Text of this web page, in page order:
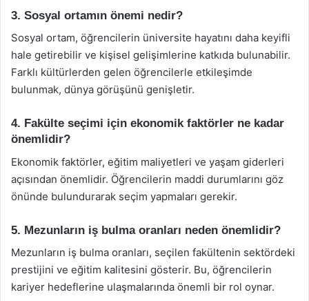
3. Sosyal ortamın önemi nedir?
Sosyal ortam, öğrencilerin üniversite hayatını daha keyifli
hale getirebilir ve kişisel gelişimlerine katkıda bulunabilir.
Farklı kültürlerden gelen öğrencilerle etkileşimde
bulunmak, dünya görüşünü genişletir.
4. Fakülte seçimi için ekonomik faktörler ne kadar
önemlidir?
Ekonomik faktörler, eğitim maliyetleri ve yaşam giderleri
açısından önemlidir. Öğrencilerin maddi durumlarını göz
önünde bulundurarak seçim yapmaları gerekir.
5. Mezunların iş bulma oranları neden önemlidir?
Mezunların iş bulma oranları, seçilen fakültenin sektördeki
prestijini ve eğitim kalitesini gösterir. Bu, öğrencilerin
kariyer hedeflerine ulaşmalarında önemli bir rol oynar.